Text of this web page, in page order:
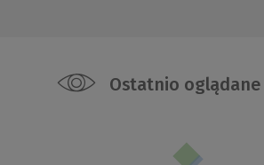
Ostatnio